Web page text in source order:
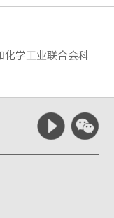
化学工业联合会科